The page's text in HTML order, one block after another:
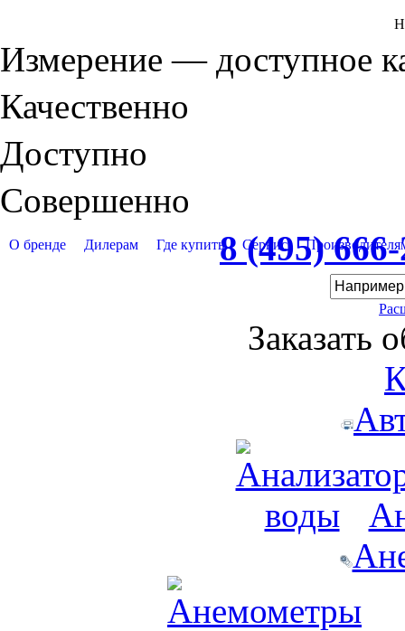
Измерение — доступное
Качественно
Доступно
Совершенно
О бренде Дилерам Где купить Сервис
8 (495)
Заказать